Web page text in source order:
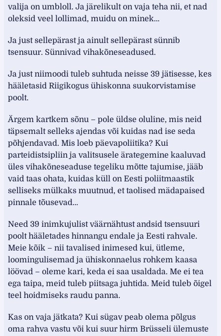
valija on umbloll. Ja järelikult on vaja teha nii, et nad
oleksid veel lollimad, muidu on minek…
Ja just sellepärast ja ainult sellepärast sünnib
tsensuur. Sünnivad vihakõneseadused.
Ja just niimoodi tuleb suhtuda neisse 39 jätisesse, kes
hääletasid Riigikogus ühiskonna suukorvistamise
poolt.
Ärgem kartkem sõnu – pole üldse oluline, mis neid
täpsemalt selleks ajendas või kuidas nad ise seda
põhjendavad. Mis loeb päevapoliitika? Kui
parteidistsipliin ja valitsusele ärategemine kaaluvad
üles vihakõneseaduse tegeliku mõtte tajumise, jääb
vaid taas ohata, kuidas küll on Eesti poliitmaastik
selliseks mülkaks muutnud, et taolised mädapaised
pinnale tõusevad…
Need 39 inimkujulist väärnähtust andsid tsensuuri
poolt hääletades hinnangu endale ja Eesti rahvale.
Meie kõik – nii tavalised inimesed kui, ütleme,
loomingulisemad ja ühiskonnaelus rohkem kaasa
löövad – oleme kari, keda ei saa usaldada. Me ei tea
ega taipa, meid tuleb piitsaga juhtida. Meid tuleb õigel
teel hoidmiseks raudu panna.
Kas on vaja jätkata? Kui sügav peab olema põlgus
oma rahva vastu või kui suur hirm Brüsseli ülemuste